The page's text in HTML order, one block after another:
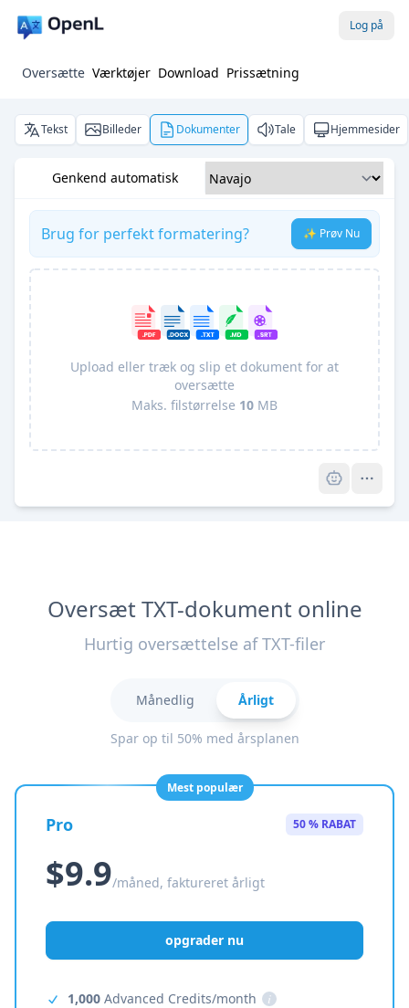
Log på
Oversætte Værktøjer Download Prissætning
Tekst Billeder Dokumenter Tale Hjemmesider
Genkend automatisk
Brug for perfekt formatering? ✨ Prøv Nu
Upload eller træk og slip et dokument for at
oversætte
Maks. filstørrelse 10 MB
Oversæt TXT-dokument online
Hurtig oversættelse af TXT-filer
Månedlig Årligt
Spar op til 50% med årsplanen
Mest populær
Pro 50 % RABAT
$9.9/måned, faktureret årligt
opgrader nu
1,000 Advanced Credits/month
i